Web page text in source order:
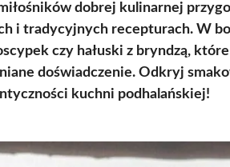
dobrej kulinarnej
i tradycyjnych recepturach. W
czy hałuski z bryndzą,
doświadczenie. Odkryj
kuchni podhalańskiej!